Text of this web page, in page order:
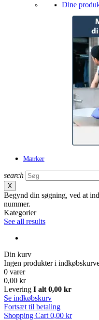
Dine
Mærker
search
X
Begynd din søgning, ved at
nummer.
Kategorier
See all results
Din kurv
Ingen produkter i
0 varer
0,00 kr
Levering I alt 0,00 kr
Se indkøbskurv
Fortsæt til betaling
Shopping Cart 0,00 kr